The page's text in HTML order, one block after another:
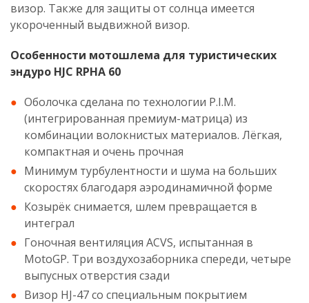
визор. Также для защиты от солнца имеется
укороченный выдвижной визор.
Особенности мотошлема для туристических
эндуро HJC RPHA 60
Оболочка сделана по технологии P.I.M.
(интегрированная премиум-матрица) из
комбинации волокнистых материалов. Лёгкая,
компактная и очень прочная
Минимум турбулентности и шума на больших
скоростях благодаря аэродинамичной форме
Козырёк снимается, шлем превращается в
интеграл
Гоночная вентиляция ACVS, испытанная в
MotoGP. Три воздухозаборника спереди, четыре
выпусных отверстия сзади
Визор HJ-47 со специальным покрытием